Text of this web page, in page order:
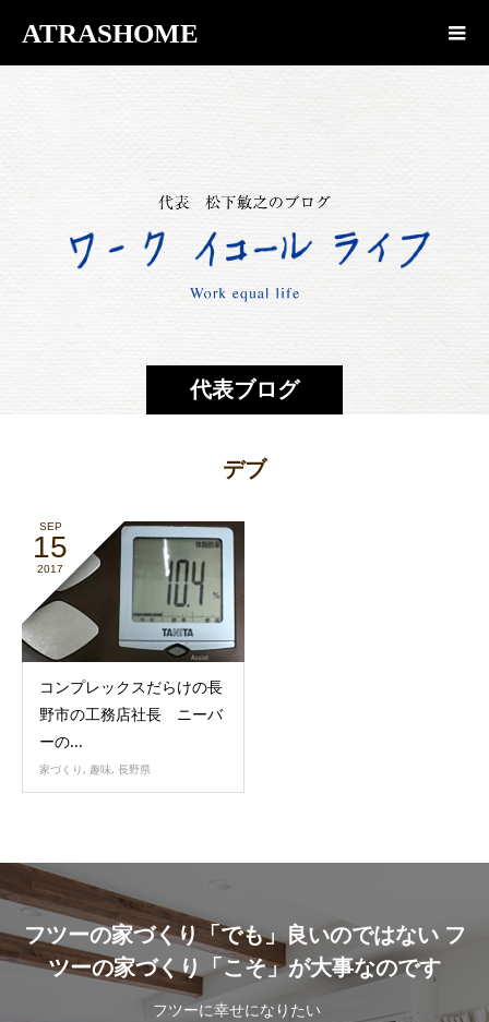
ATRASHOME
代表ブログ
デブ
SEP
15
2017
コンプレックスだらけの長
野市の工務店社長 ニーバ
ーの...
家づくり, 趣味, 長野県
フツーの家づくり「でも」良いのではない フ
ツーの家づくり「こそ」が大事なのです
フツーに幸せになりたい